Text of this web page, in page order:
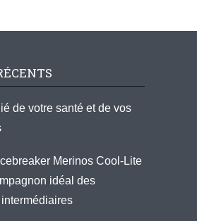
de votre santé et de vos
Merinos Cool-Lite
idéal des